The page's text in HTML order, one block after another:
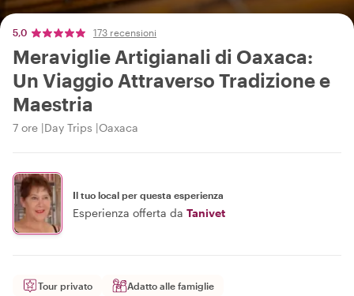
5,0 173 recensioni
Meraviglie Artigianali di Oaxaca:
Un Viaggio Attraverso Tradizione e
Maestria
7 ore Day Trips Oaxaca
Il tuo local per questa esperienza
Esperienza offerta da Tanivet
Tour privato Adatto alle famiglie